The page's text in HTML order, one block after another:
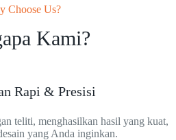
Choose Us?
Kami?
Rapi & Presisi
teliti, menghasilkan hasil yang kuat,
yang Anda inginkan.